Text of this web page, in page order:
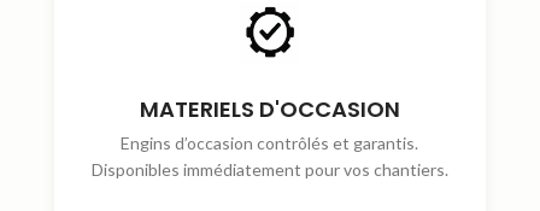
MATERIELS D'OCCASION
Engins d’occasion contrôlés et garantis.
Disponibles immédiatement pour vos chantiers.